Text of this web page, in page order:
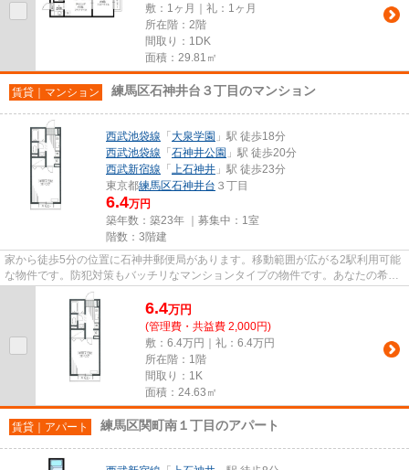
敷：1ヶ月｜礼：1ヶ月
所在階：2階
間取り：1DK
面積：29.81㎡
賃貸｜マンション 練馬区石神井台３丁目のマンション
西武池袋線 「 大泉学園 」駅 徒歩18分
西武池袋線 「 石神井公園 」駅 徒歩20分
西武新宿線 「 上石神井 」駅 徒歩23分
東京都練馬区石神井台 ３丁目
6.4万円
築年数：築23年 ｜募集中： 1室
階数：3階建
家から徒歩5分の位置に石神井郵便局があります。移動範囲が広がる2駅利用可能
な物件です。防犯対策もバッチリなマンションタイプの物件です。あなたの希望
に合う不動産情報を、経験と...
6.4万円
(管理費・共益費 2,000円)
敷：6.4万円｜礼：6.4万円
所在階：1階
間取り：1K
面積：24.63㎡
賃貸｜アパート 練馬区関町南１丁目のアパート